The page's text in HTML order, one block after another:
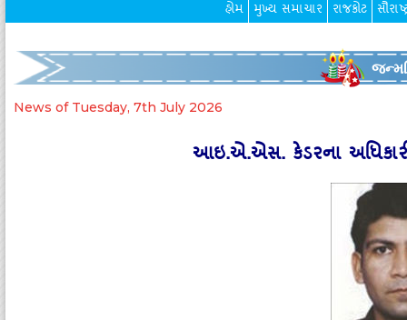
હોમ મુખ્ય સમાચાર રાજકોટ
News of Tuesday, 7th July 2026
આઇ.એ.એસ. કેડરના